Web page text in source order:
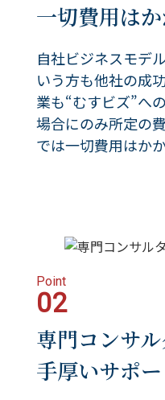
一切費用は
自社ビジネスモデ
いう方も他社の成
業も“むすビズ”へ
場合にのみ所定の
では一切費用はか
Point
02
専門コンサ
手厚いサポー